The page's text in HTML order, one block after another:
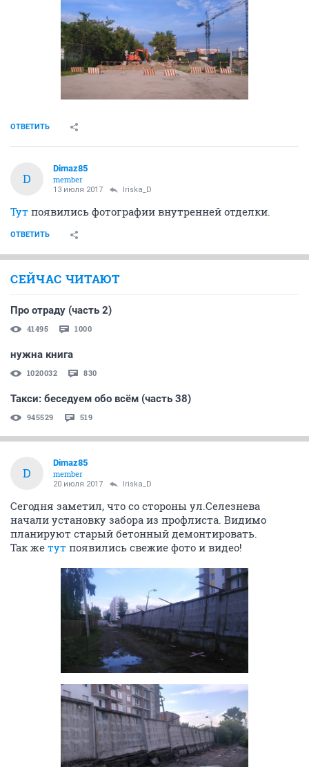
ОТВЕТИТЬ
D
Dimaz85
member
13 июля 2017 Iriska_D
Тут появились фотографии внутренней отделки.
ОТВЕТИТЬ
СЕЙЧАС ЧИТАЮТ
Про отраду (часть 2)
41495 1000
нужна книга
1020032 830
Такси: беседуем обо всём (часть 38)
945529 519
D
Dimaz85
member
20 июля 2017 Iriska_D
Сегодня заметил, что со стороны ул.Селезнева
начали установку забора из профлиста. Видимо
планируют старый бетонный демонтировать.
Так же тут появились свежие фото и видео!